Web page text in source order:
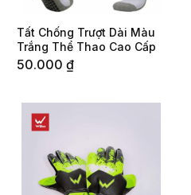
Tất Chống Trượt Dài Màu
Trắng Thể Thao Cao Cấp
50.000 ₫